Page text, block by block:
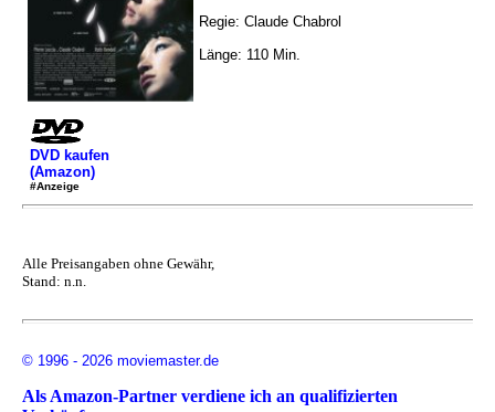
Regie: Claude Chabrol
Länge: 110 Min.
DVD kaufen
(Amazon)
#Anzeige
Alle Preisangaben ohne Gewähr,
Stand: n.n.
© 1996 - 2026 moviemaster.de
Als Amazon-Partner verdiene ich an qualifizierten